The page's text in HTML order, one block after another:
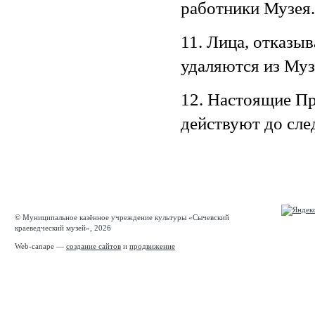
работники Музея.
11. Лица,
удаляются из
12. Настоящие
действуют до
© Муниципальное казённое учреждение культуры «Сычевский
краеведческий музей», 2026
Web-canape — создание сайтов и продвижение